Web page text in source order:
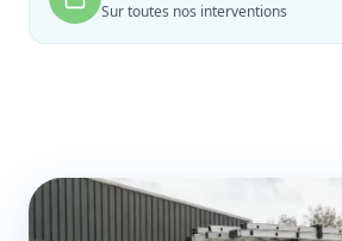
Sur toutes nos interventions